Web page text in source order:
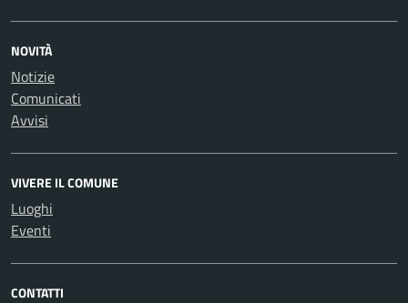
NOVITÀ
Notizie
Comunicati
Avvisi
VIVERE IL COMUNE
Luoghi
Eventi
CONTATTI